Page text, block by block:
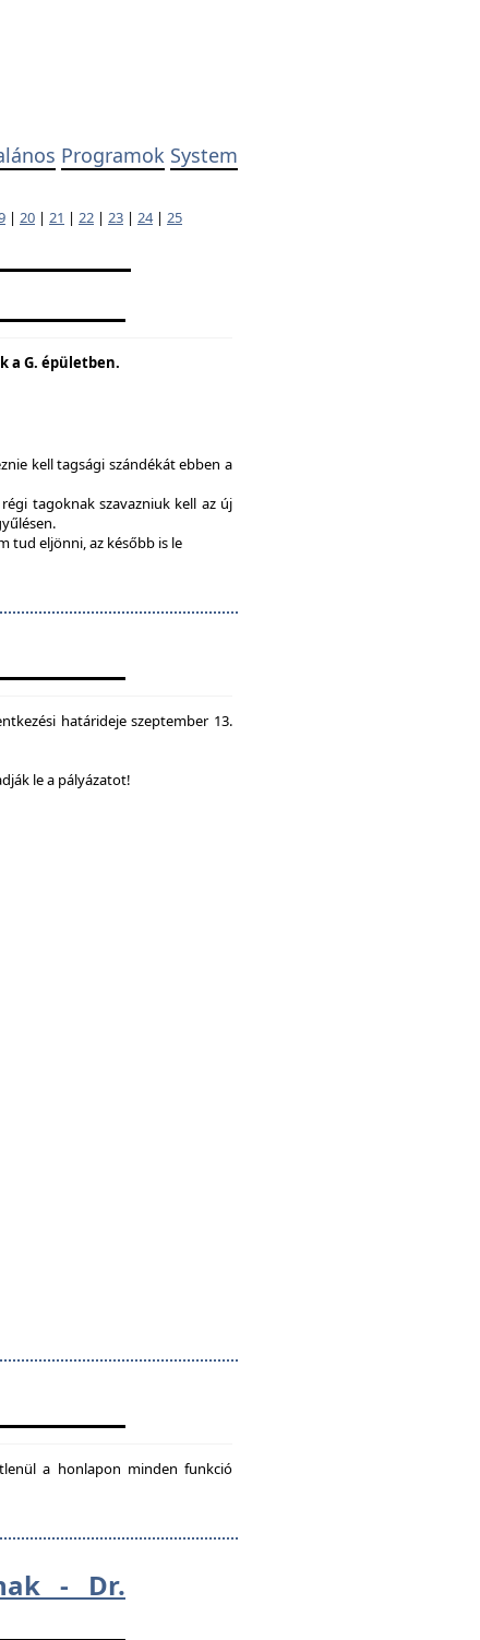
Programok System
| 20 | 21 | 22 | 23 | 24| 25
a G. épületben.
kell tagsági szándékát ebben a
tagoknak szavazniuk kell az új
tud eljönni, az később is le
határideje szeptember 13.
le a pályázatot!
a honlapon minden funkció
- Dr.